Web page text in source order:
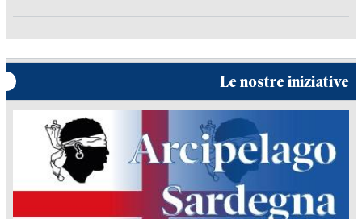
Le nostre iniziative